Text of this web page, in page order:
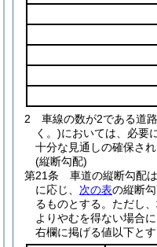
2
車線の数が2である道路
く。)においては、必要
十分な見通しの確保さ
(縦断勾配)
第21条
車道の縦断勾配
に応じ、 次の表の縦断
るものとする。 ただし
よりやむを得ない場合に
右欄に掲げる値以下とす